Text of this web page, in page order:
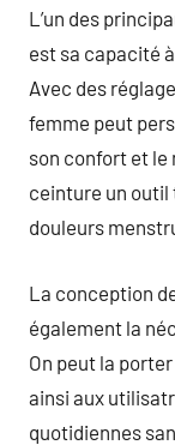
L’un des
est sa capacité
Avec des
femme peut
son confort et le
ceinture un outil
douleurs
La conception
également la
On peut la
ainsi aux
quotidiennes